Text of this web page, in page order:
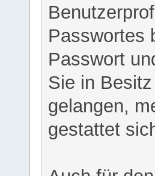
Passwortes
Passwort
Sie in
gelangen,
gestattet